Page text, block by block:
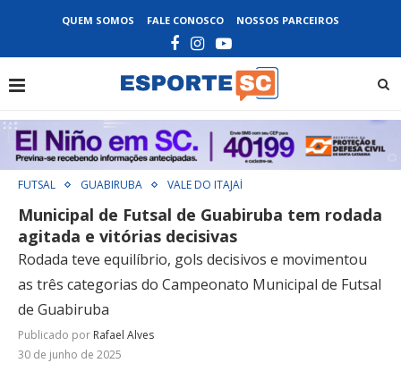
QUEM SOMOS FALE CONOSCO NOSSOS PARCEIROS
FUTSAL GUABIRUBA VALE DO ITAJAÍ
Municipal de Futsal de Guabiruba tem rodada
agitada e vitórias decisivas
Rodada teve equilíbrio, gols decisivos e movimentou
as três categorias do Campeonato Municipal de Futsal
de Guabiruba
Publicado por Rafael Alves
30 de junho de 2025